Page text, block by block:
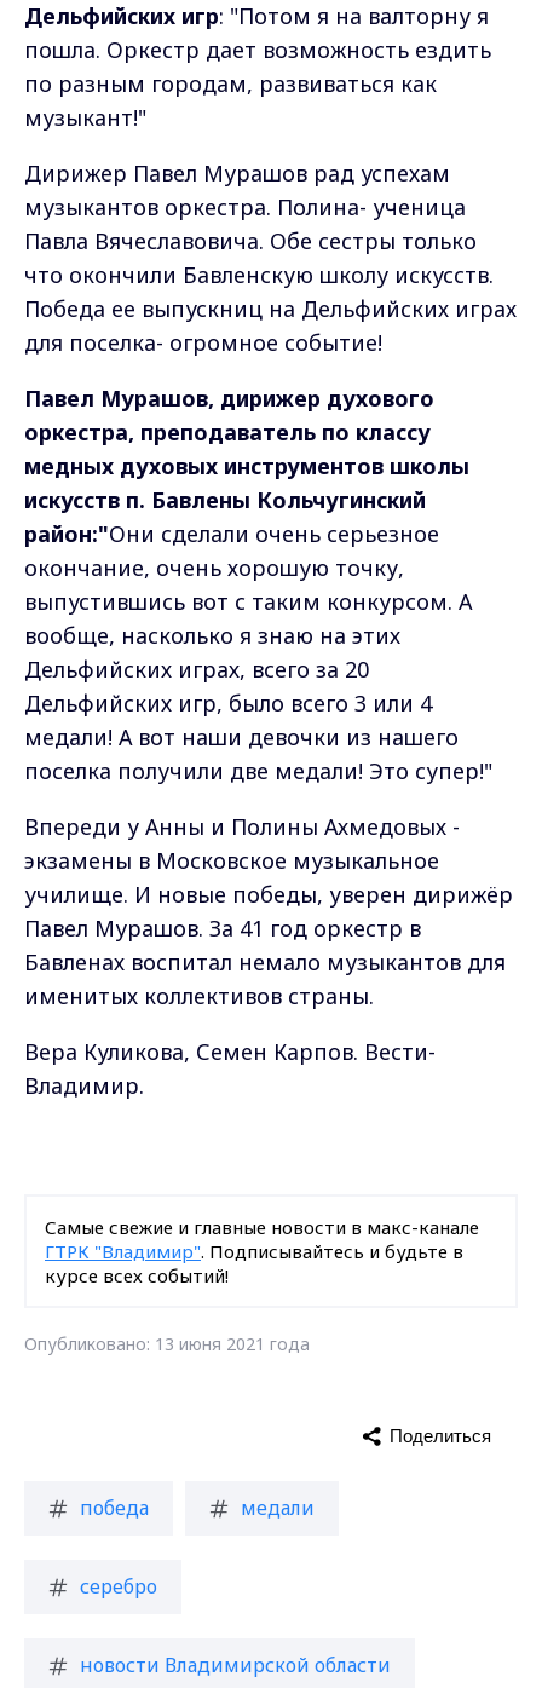
Дельфийских игр: "Потом я на валторну я
пошла. Оркестр дает возможность ездить
по разным городам, развиваться как
музыкант!"
Дирижер Павел Мурашов рад успехам
музыкантов оркестра. Полина- ученица
Павла Вячеславовича. Обе сестры только
что окончили Бавленскую школу искусств.
Победа ее выпускниц на Дельфийских играх
для поселка- огромное событие!
Павел Мурашов, дирижер духового
оркестра, преподаватель по классу
медных духовых инструментов школы
искусств п. Бавлены Кольчугинский
район:"Они сделали очень серьезное
окончание, очень хорошую точку,
выпустившись вот с таким конкурсом. А
вообще, насколько я знаю на этих
Дельфийских играх, всего за 20
Дельфийских игр, было всего 3 или 4
медали! А вот наши девочки из нашего
поселка получили две медали! Это супер!"
Впереди у Анны и Полины Ахмедовых -
экзамены в Московское музыкальное
училище. И новые победы, уверен дирижёр
Павел Мурашов. За 41 год оркестр в
Бавленах воспитал немало музыкантов для
именитых коллективов страны.
Вера Куликова, Семен Карпов. Вести-
Владимир.
Самые свежие и главные новости в макс-канале
ГТРК "Владимир". Подписывайтесь и будьте в
курсе всех событий!
Опубликовано: 13 июня 2021 года
победа медали
серебро
новости Владимирской области
Поделиться